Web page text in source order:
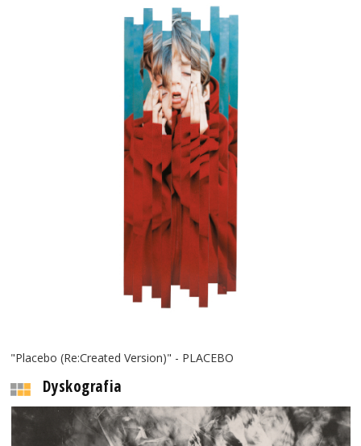
"Placebo (Re:Created Version)" - PLACEBO
Dyskografia